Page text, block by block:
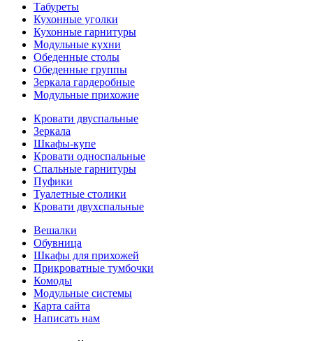
Табуреты
Кухонные уголки
Кухонные гарнитуры
Модульные кухни
Обеденные столы
Обеденные группы
Зеркала гардеробные
Модульные прихожие
Кровати двуспальные
Зеркала
Шкафы-купе
Кровати односпальные
Спальные гарнитуры
Пуфики
Туалетные столики
Кровати двухспальные
Вешалки
Обувница
Шкафы для прихожей
Прикроватные тумбочки
Комоды
Модульные системы
Карта сайта
Написать нам